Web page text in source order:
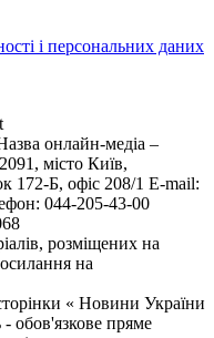
і персональних даних
онлайн-медіа –
місто Київ,
Б, офіс 208/1 E-mail:
044-205-43-00
розміщених на
на
« Новини України
- обов'язкове пряме